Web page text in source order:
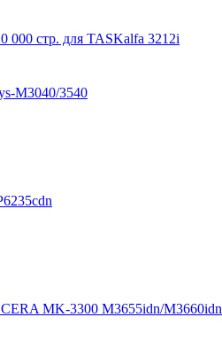
000 стр. для TASKalfa 3212i
M3040/3540
MK-3300 M3655idn/M3660idn